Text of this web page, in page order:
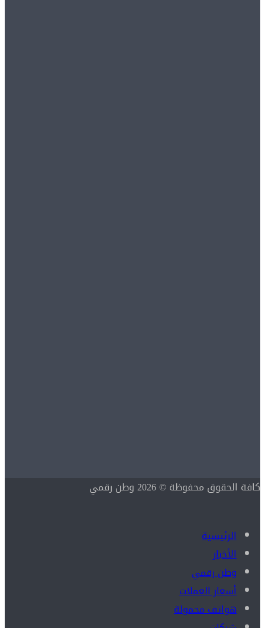
كافة الحقوق محفوظة © 2026 وطن رقمي
الرئيسية
الأخبار
وطن رقمي
أسعار العملات
هواتف محمولة